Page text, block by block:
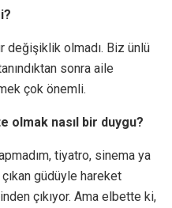
değişiklik olmadı. Biz ünlü
sonra aile
çok önemli.
olmak nasıl bir duygu?
tiyatro, sinema ya
güdüyle hareket
çıkıyor. Ama elbette ki,